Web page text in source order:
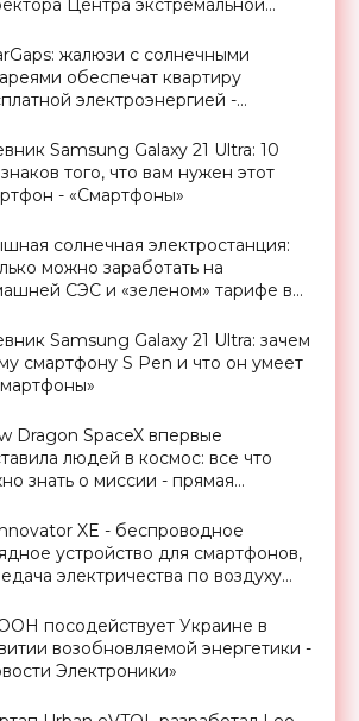
Центра экстремальной
- «Смартфоны»
жалюзи с солнечными
обеспечат квартиру
электроэнергией -
Samsung Galaxy 21 Ultra: 10
того, что вам нужен этот
- «Смартфоны»
солнечная электростанция:
можно заработать на
СЭС и «зеленом» тарифе в
Samsung Galaxy 21 Ultra: зачем
смартфону S Pen и что он умеет
Dragon SpaceX впервые
людей в космос: все что
знать о миссии - прямая
XE - беспроводное
устройство для смартфонов,
электричества по воздуху
посодействует Украине в
возобновляемой энергетики -
Электроники»